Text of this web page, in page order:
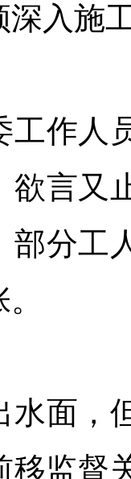
深入施
人员
欲言又
部分工
，但
移监督